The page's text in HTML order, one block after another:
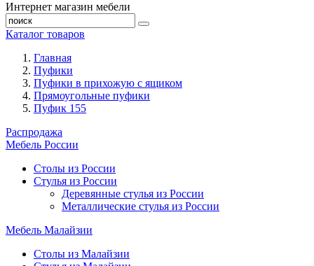
Интернет магазин мебели
Каталог товаров
Главная
Пуфики
Пуфики в прихожую с ящиком
Прямоугольные пуфики
Пуфик 155
Распродажа
Мебель России
Столы из России
Стулья из России
Деревянные стулья из России
Металлические стулья из России
Мебель Малайзии
Столы из Малайзии